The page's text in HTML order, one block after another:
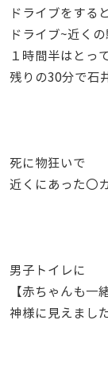
ドライブをする
ドライブ~近く
１時間半はとっ
残りの30分で石
死に物狂いで
近くにあった〇
男子トイレに
【赤ちゃんも一
神様に見えました